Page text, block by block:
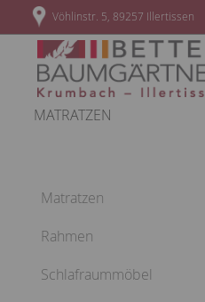
Vöhlinstr. 5, 89257 Illertissen
MATRATZEN
Matratzen
Rahmen
Schlafraummöbel